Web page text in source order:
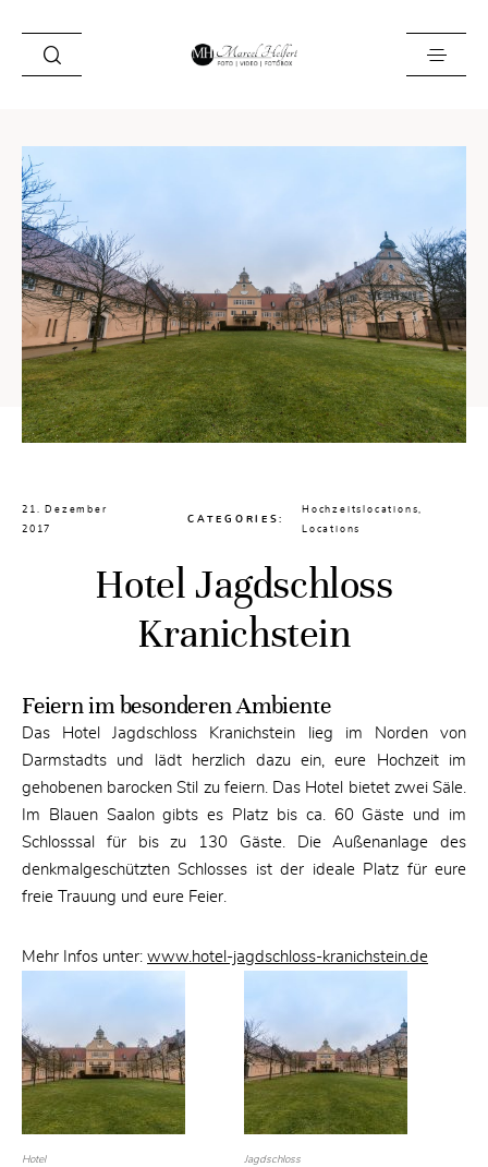
Foto
Fotobox
Blog
Locations
About
Kontakt
21. Dezember
2017
CATEGORIES:
Hochzeitslocations,
Locations
Hotel Jagdschloss
Kranichstein
Feiern im besonderen Ambiente
Das Hotel Jagdschloss Kranichstein lieg im Norden von
Darmstadts und lädt herzlich dazu ein, eure Hochzeit im
gehobenen barocken Stil zu feiern. Das Hotel bietet zwei Säle.
Im Blauen Saalon gibts es Platz bis ca. 60 Gäste und im
Schlosssal für bis zu 130 Gäste. Die Außenanlage des
denkmalgeschützten Schlosses ist der ideale Platz für eure
freie Trauung und eure Feier.
Mehr Infos unter: www.hotel-jagdschloss-kranichstein.de
Hotel Jagdschloss